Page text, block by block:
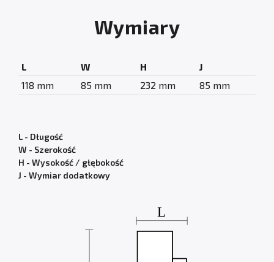
Wymiary
L W H
J
118 mm
85 mm 232 mm 85 mm
L - Długość
W - Szerokość
H - Wysokość / głębokość
J - Wymiar dodatkowy